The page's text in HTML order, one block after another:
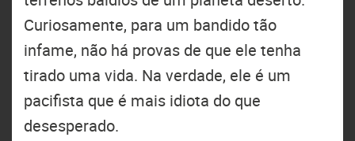
Curiosamente, para um bandido tão
infame, não há provas de que ele tenha
tirado uma vida. Na verdade, ele é um
pacifista que é mais idiota do que
desesperado.